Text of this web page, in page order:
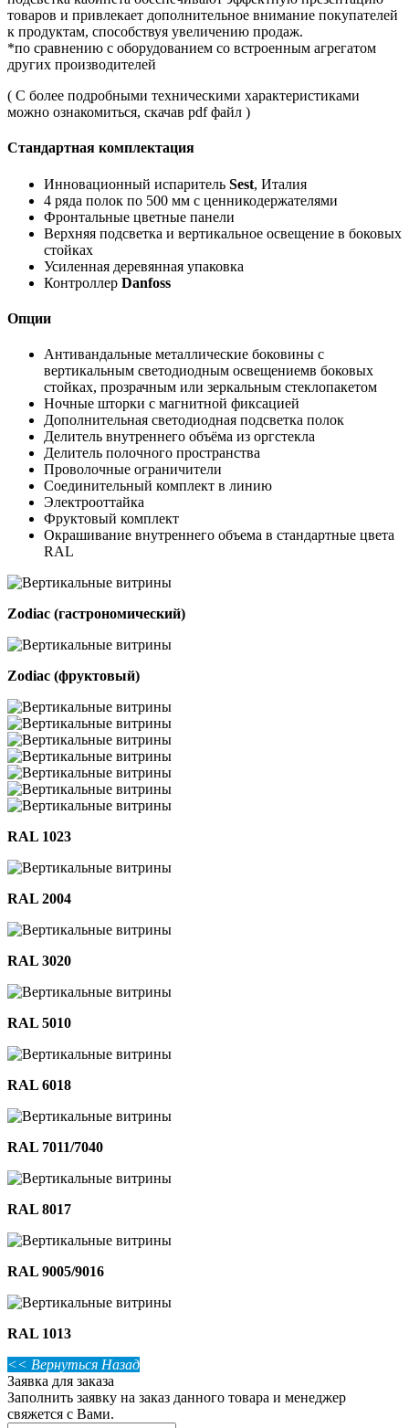
товаров и привлекает дополнительное внимание покупателей
к продуктам, способствуя увеличению продаж.
*по сравнению с оборудованием со встроенным агрегатом
других производителей
( С более подробными техническими характеристиками
можно ознакомиться, скачав pdf файл )
Стандартная комплектация
Инновационный испаритель Sest, Италия
4 ряда полок по 500 мм с ценникодержателями
Фронтальные цветные панели
Верхняя подсветка и вертикальное освещение в боковых
стойках
Усиленная деревянная упаковка
Контроллер Danfoss
Опции
Антивандальные металлические боковины с
вертикальным светодиодным освещениемв боковых
стойках, прозрачным или зеркальным стеклопакетом
Ночные шторки с магнитной фиксацией
Дополнительная светодиодная подсветка полок
Делитель внутреннего объёма из оргстекла
Делитель полочного пространства
Проволочные ограничители
Соединительный комплект в линию
Электрооттайка
Фруктовый комплект
Окрашивание внутреннего объема в стандартные цвета
RAL
Zodiac (гастрономический)
Zodiac (фруктовый)
RAL 1023
RAL 2004
RAL 3020
RAL 5010
RAL 6018
RAL 7011/7040
RAL 8017
RAL 9005/9016
RAL 1013
<< Вернуться Назад
Заявка для заказа
Заполнить заявку на заказ данного товара и менеджер
свяжется с Вами.